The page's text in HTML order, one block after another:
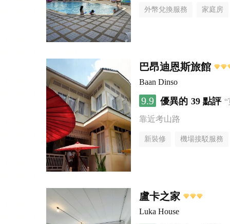
外幣兌換服務 家庭房
巴昂迪恩斯旅館
Baan Dinso
9.9 優異的 39 點評
靠近考山路
新裝修 機場接駁服務
盧卡之家
Luka House